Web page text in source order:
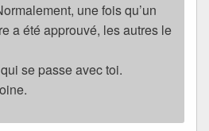
une fois qu’un
a été approuvé, les autres le
se passe avec toi.